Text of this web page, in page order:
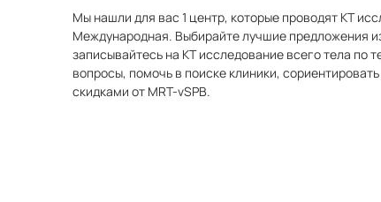
Мы нашли для вас 1 центр, которые проводят КТ
Международная. Выбирайте лучшие предложения
записывайтесь на КТ исследование всего тела по
вопросы, помочь в поиске клиники,
скидками от MRT-vSPB.